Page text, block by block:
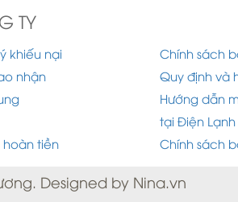
TY
khiếu nại
Chính sách
nhận
Quy định và
Hướng dẫn
tại Điện
hoàn tiền
Chính sách
Designed by Nina.vn